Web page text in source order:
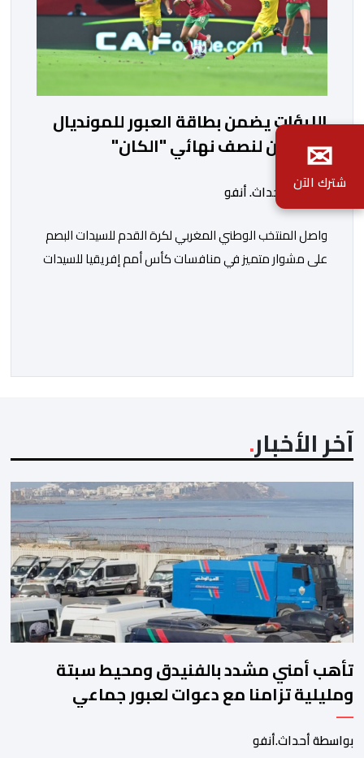
اللبؤات يضمن بطاقة العبور للمونديال
ويتأهلن لنصف نهائي "الكان"
بواسطة أحداث. أنفو
واصل المنتخب الوطني المغربي لكرة القدم للسيدات البصم
على مشوار متميز في منافسات كأس أمم إفريقيا للسيدات
مشاركته […]
آخر الأخبار
تأهب أمني مشدد بالفنيدق ومحيط سبتة
ومليلية تزامنا مع دعوات لعبور جماعي
بواسطة أحداث.أنفو
✉
شترك الآن